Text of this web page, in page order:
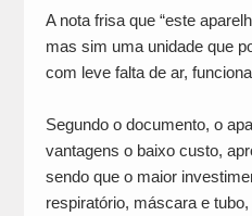
A nota frisa que “este
mas sim uma unidade que
com leve falta de ar,
Segundo o documento, o
vantagens o baixo custo,
sendo que o maior
respiratório, máscara e